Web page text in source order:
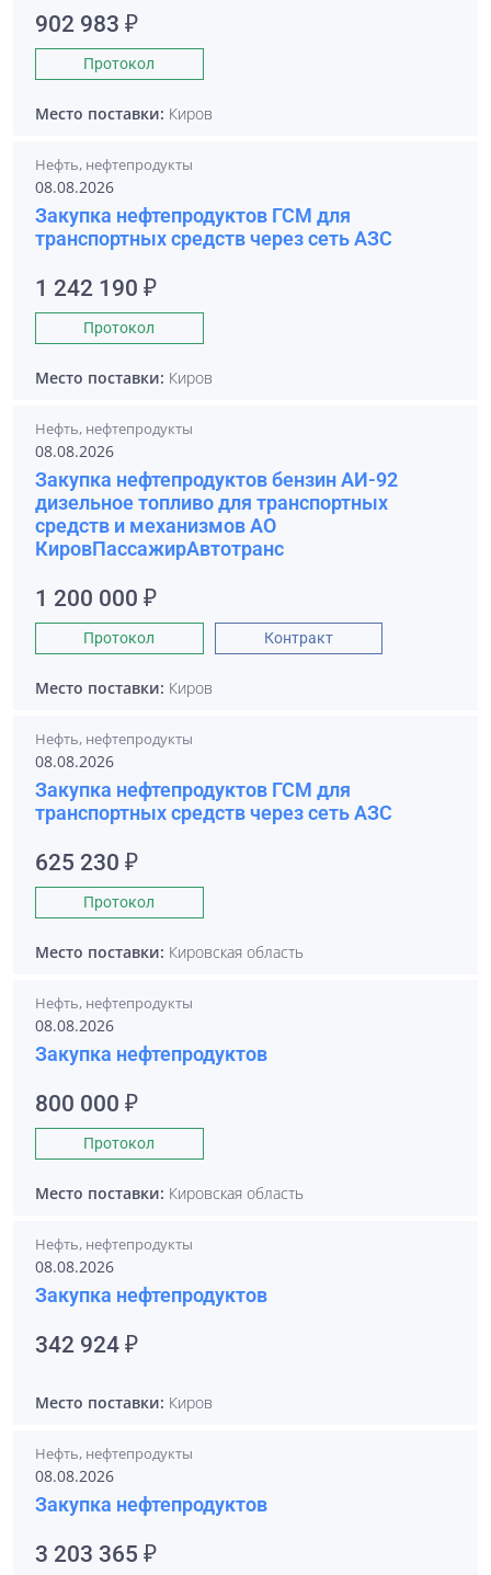
902 983 ₽
Протокол
Место поставки: Киров
Нефть, нефтепродукты
08.08.2026
Закупка нефтепродуктов ГСМ для
транспортных средств через сеть АЗС
1 242 190 ₽
Протокол
Место поставки: Киров
Нефть, нефтепродукты
08.08.2026
Закупка нефтепродуктов бензин АИ-92
дизельное топливо для транспортных
средств и механизмов АО
КировПассажирАвтотранс
1 200 000 ₽
Протокол Контракт
Место поставки: Киров
Нефть, нефтепродукты
08.08.2026
Закупка нефтепродуктов ГСМ для
транспортных средств через сеть АЗС
625 230 ₽
Протокол
Место поставки: Кировская область
Нефть, нефтепродукты
08.08.2026
Закупка нефтепродуктов
800 000 ₽
Протокол
Место поставки: Кировская область
Нефть, нефтепродукты
08.08.2026
Закупка нефтепродуктов
342 924 ₽
Место поставки: Киров
Нефть, нефтепродукты
08.08.2026
Закупка нефтепродуктов
3 203 365 ₽